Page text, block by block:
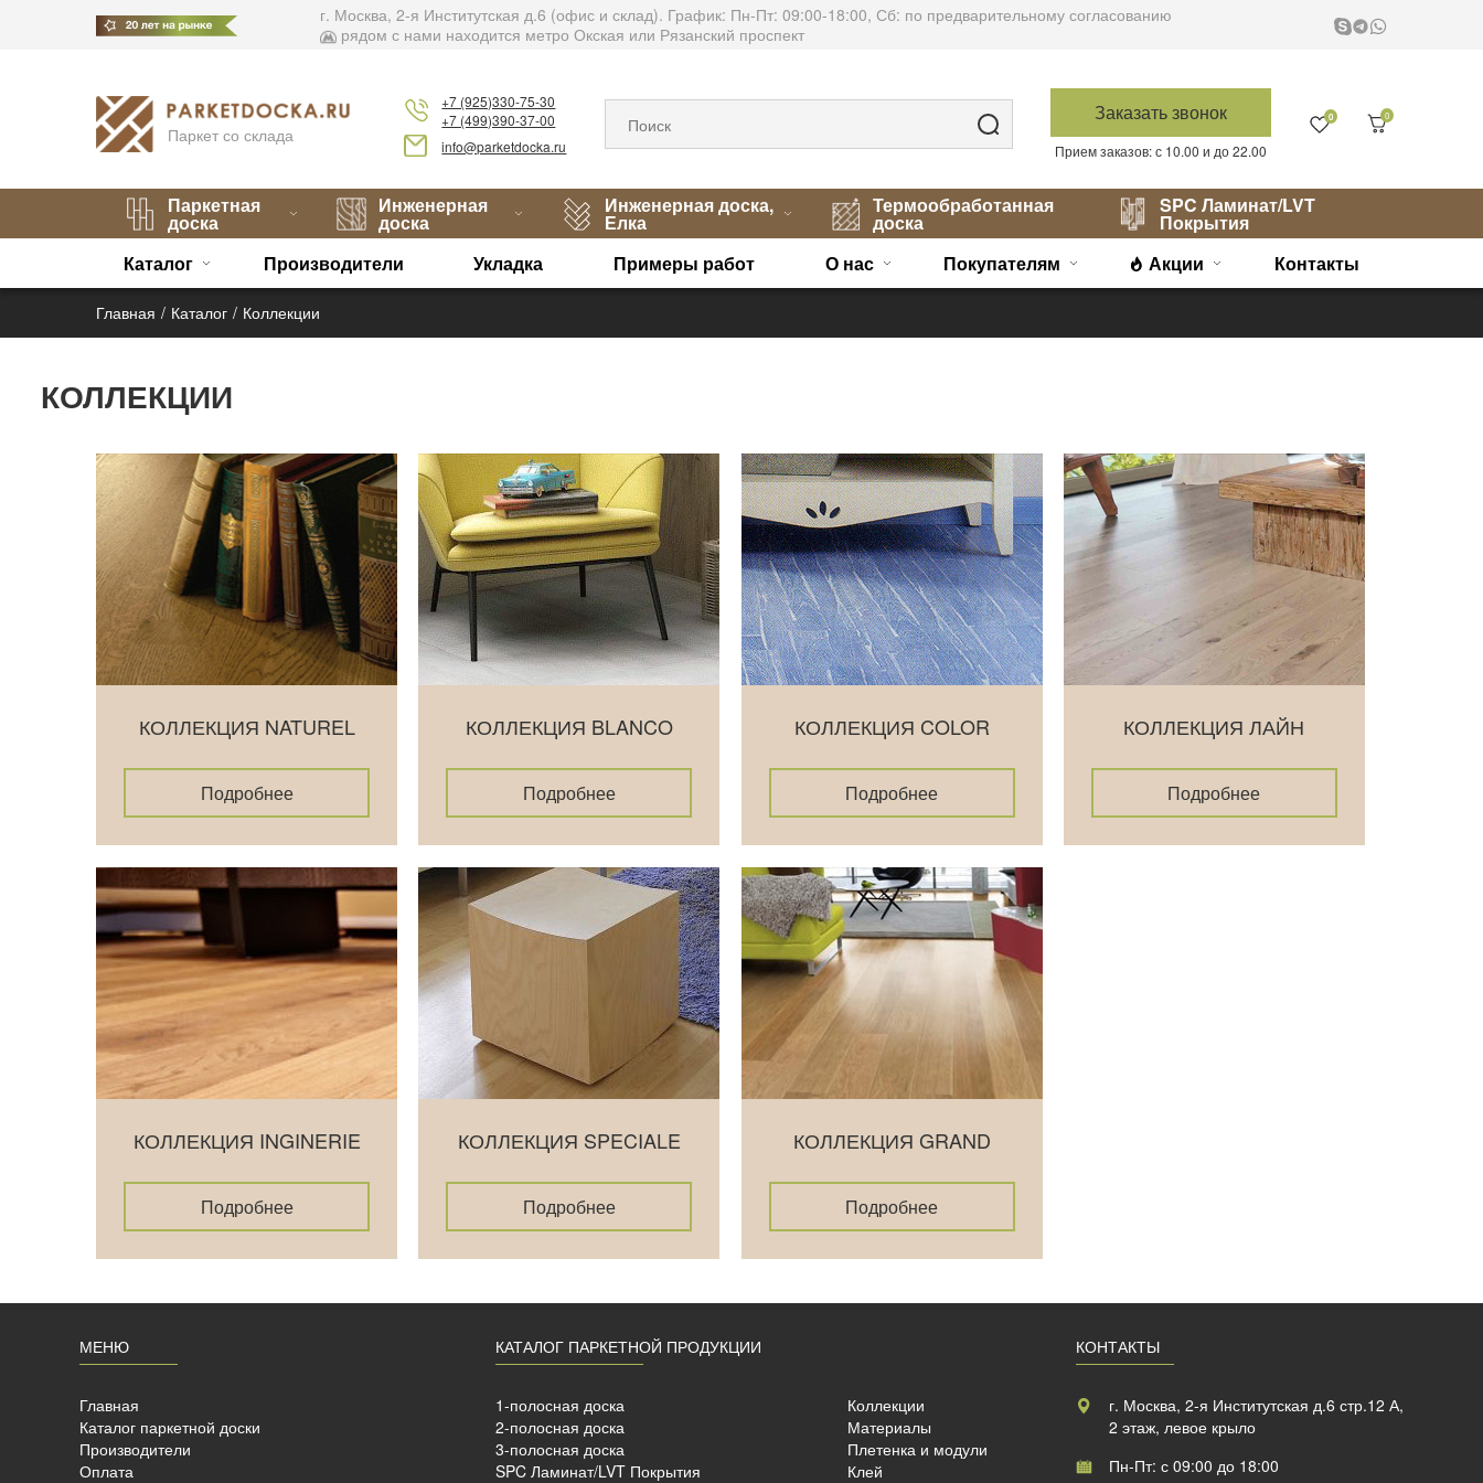
г. Москва, 2-я Институтская д.6 (офис и склад). График: Пн-Пт: 09:00-18:00, Сб: по предварительному согласованию
рядом с нами находится метро Окская или Рязанский проспект
Паркет со склада
+7 (925)330-75-30
+7 (499)390-37-00
info@parketdocka.ru
Заказать звонок
Прием заказов: с 10.00 и до 22.00
0 0
Паркетная
доска
Инженерная
доска
Инженерная доска,
Елка
Термообработанная
доска
SPC Ламинат/LVT
Покрытия
Каталог
Производители Укладка Примеры работ О нас Покупателям Акции Контакты
Главная Каталог Коллекции
КОЛЛЕКЦИИ
КОЛЛЕКЦИЯ NATUREL
Подробнее
КОЛЛЕКЦИЯ BLANCO
Подробнее
КОЛЛЕКЦИЯ COLOR
Подробнее
КОЛЛЕКЦИЯ ЛАЙН
Подробнее
КОЛЛЕКЦИЯ INGINERIE
Подробнее
КОЛЛЕКЦИЯ SPECIALE
Подробнее
КОЛЛЕКЦИЯ GRAND
Подробнее
МЕНЮ
Главная
Каталог паркетной доски
Производители
Оплата
КАТАЛОГ ПАРКЕТНОЙ ПРОДУКЦИИ
1-полосная доска
2-полосная доска
3-полосная доска
SPC Ламинат/LVT Покрытия
Коллекции
Материалы
Плетенка и модули
Клей
КОНТАКТЫ
г. Москва, 2-я Институтская д.6 стр.12 А,
2 этаж, левое крыло
Пн-Пт: с 09:00 до 18:00